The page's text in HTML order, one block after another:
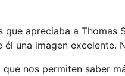
apreciaba a Thomas
una imagen excelente.
nos permiten saber